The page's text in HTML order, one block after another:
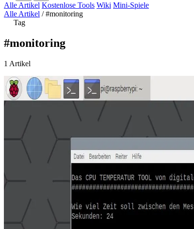
Alle Artikel Kostenlose Tools Wiki Mini-Spiele
Alle Artikel / #monitoring
Tag
#monitoring
1 Artikel